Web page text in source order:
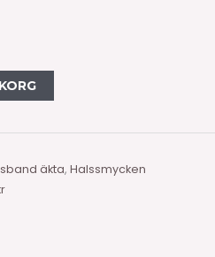
äkta, Halssmycken